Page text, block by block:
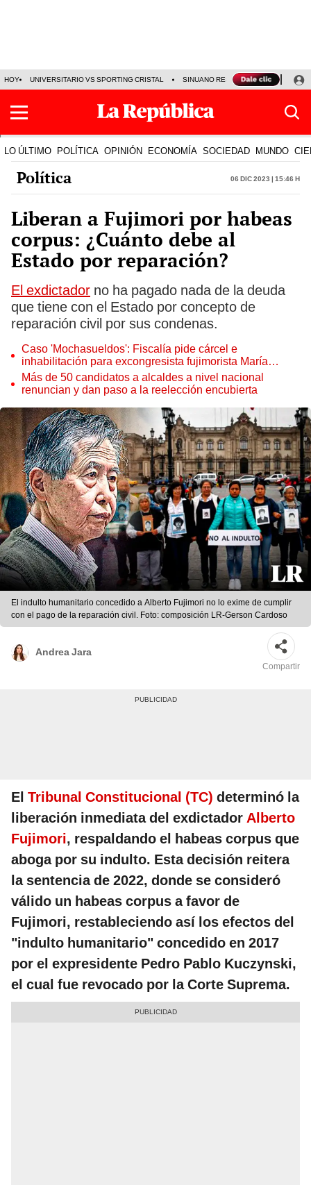
HOY UNIVERSITARIO VS SPORTING CRISTAL SINUANO RESULTADOS HOY
LO ÚLTIMO POLÍTICA OPINIÓN ECONOMÍA SOCIEDAD MUNDO
Política 06 Dic 2023 | 15:46 h
Liberan a Fujimori por habeas
corpus: ¿Cuánto debe al
Estado por reparación?
El exdictador no ha pagado nada de la deuda
que tiene con el Estado por concepto de
reparación civil por sus condenas.
Caso 'Mochasueldos': Fiscalía pide cárcel e
inhabilitación para excongresista fujimorista María
Cordero Jon Tay
Más de 50 candidatos a alcaldes a nivel nacional
renuncian y dan paso a la reelección encubierta
El indulto humanitario concedido a Alberto Fujimori no lo exime de cumplir
con el pago de la reparación civil. Foto: composición LR-Gerson Cardoso
Andrea Jara
Compartir
El Tribunal Constitucional (TC) determinó la
liberación inmediata del exdictador Alberto
Fujimori, respaldando el habeas corpus que
aboga por su indulto. Esta decisión reitera
la sentencia de 2022, donde se consideró
válido un habeas corpus a favor de
Fujimori, restableciendo así los efectos del
"indulto humanitario" concedido en 2017
por el expresidente Pedro Pablo Kuczynski,
el cual fue revocado por la Corte Suprema.